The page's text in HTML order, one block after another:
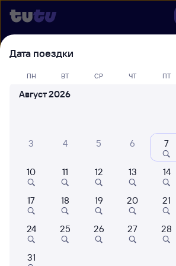
Выберите день, чтобы
билеты Бердск —
22 года работаем для вас
Куда
Когда
Кто едет
Найти поезда
Дата поездки
ПН ВТ СР ЧТ ПТ
Август 2026
3 4 5 6 7
10 11 12 13 14
17 18 19 20 21
24 25 26 27 28
31